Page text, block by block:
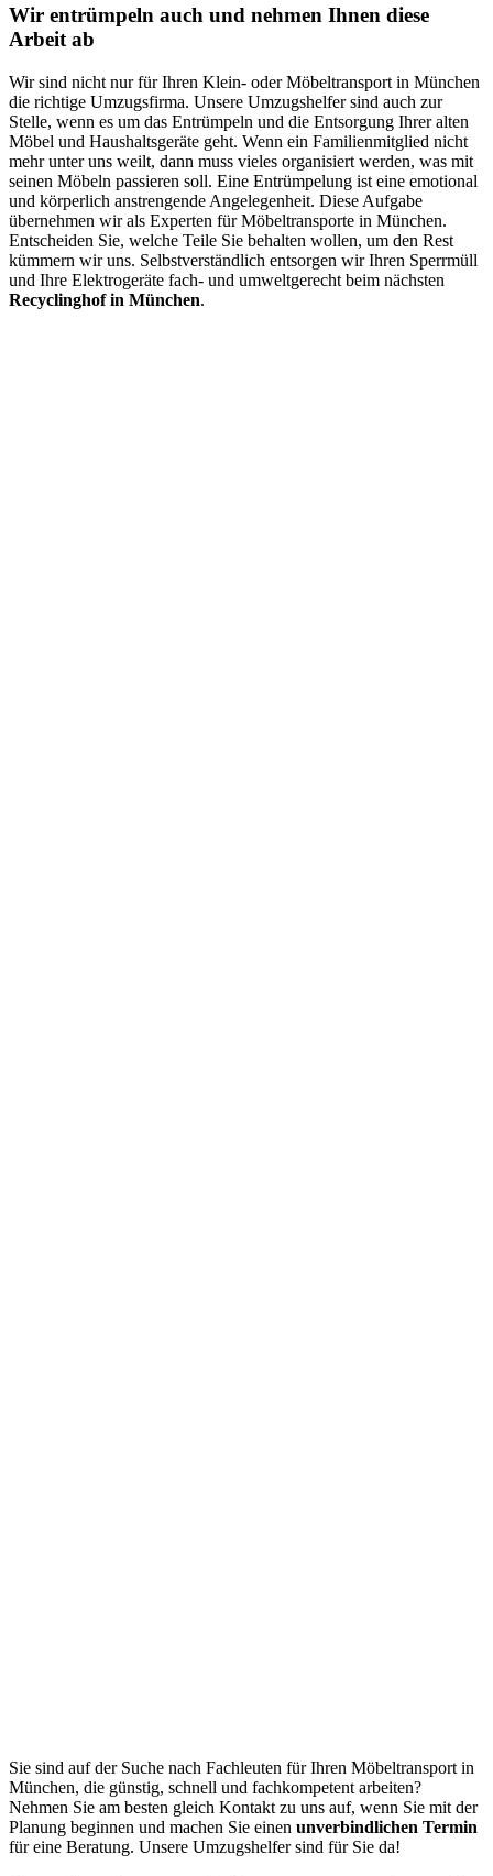
Wir entrümpeln auch und nehmen Ihnen diese
Arbeit ab
Wir sind nicht nur für Ihren Klein- oder Möbeltransport in München
die richtige Umzugsfirma. Unsere Umzugshelfer sind auch zur
Stelle, wenn es um das Entrümpeln und die Entsorgung Ihrer alten
Möbel und Haushaltsgeräte geht. Wenn ein Familienmitglied nicht
mehr unter uns weilt, dann muss vieles organisiert werden, was mit
seinen Möbeln passieren soll. Eine Entrümpelung ist eine emotional
und körperlich anstrengende Angelegenheit. Diese Aufgabe
übernehmen wir als Experten für Möbeltransporte in München.
Entscheiden Sie, welche Teile Sie behalten wollen, um den Rest
kümmern wir uns. Selbstverständlich entsorgen wir Ihren Sperrmüll
und Ihre Elektrogeräte fach- und umweltgerecht beim nächsten
Recyclinghof in München.
Sie sind auf der Suche nach Fachleuten für Ihren Möbeltransport in
München, die günstig, schnell und fachkompetent arbeiten?
Nehmen Sie am besten gleich Kontakt zu uns auf, wenn Sie mit der
Planung beginnen und machen Sie einen unverbindlichen Termin
für eine Beratung. Unsere Umzugshelfer sind für Sie da!